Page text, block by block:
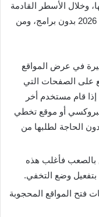
وخلال الأسطر القادمة
سنذكر أفضل مواقع لفتح المواقع المحجوبة 2026 بدون برامج، ومن
في عرض المواقع
على الصفحات التي
قام مستخدم أخر
أو موقع تخطي
الحاجة لطلبها من
فأغلب هذه
بتفعيل وضع التخفي.
فتح المواقع المحجوبة